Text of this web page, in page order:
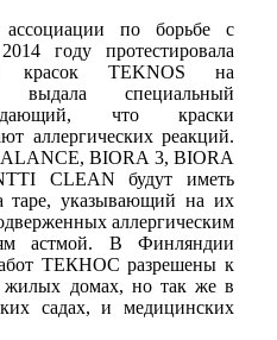
ассоциации по борьбе с
году протестировала
красок TEKNOS на
выдала специальный
что краски
аллергических реакций.
BIORA 3, BIORA
CLEAN будут иметь
таре, указывающий на их
аллергическим
астмой. В Финляндии
ТЕКНОС разрешены к
домах, но так же в
садах, и медицинских